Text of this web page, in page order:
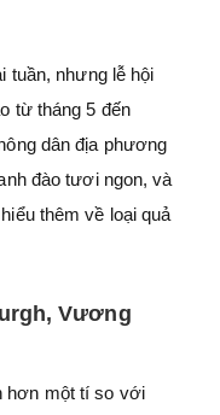
tuần, nhưng lễ hội
từ tháng 5 đến
dân địa phương
đào tươi ngon, và
thêm về loại quả
Vương
hơn một tí so với